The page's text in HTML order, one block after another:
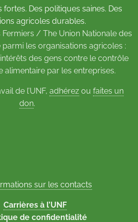
Des politiques saines. Des
agricoles durables.
Fermiers / The Union Nationale des
les organisations agricoles :
des gens contre le contrôle
alimentaire par les entreprises.
de l’UNF, adhérezou faites un
don.
sur les contacts
Carrières à l’UNF
de confidentialité